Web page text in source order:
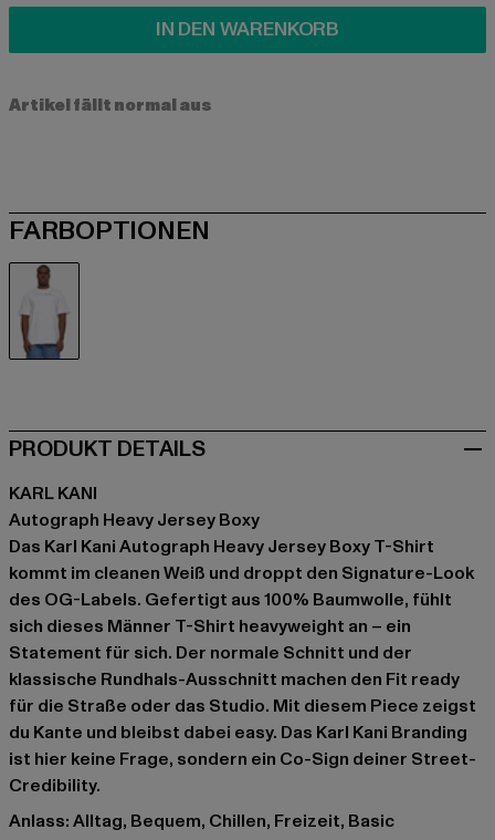
IN DEN WARENKORB
Artikel fällt normal aus
FARBOPTIONEN
PRODUKT DETAILS
KARL KANI
Autograph Heavy Jersey Boxy
Das Karl Kani Autograph Heavy Jersey Boxy T-Shirt
kommt im cleanen Weiß und droppt den Signature-Look
des OG-Labels. Gefertigt aus 100% Baumwolle, fühlt
sich dieses Männer T-Shirt heavyweight an – ein
Statement für sich. Der normale Schnitt und der
klassische Rundhals-Ausschnitt machen den Fit ready
für die Straße oder das Studio. Mit diesem Piece zeigst
du Kante und bleibst dabei easy. Das Karl Kani Branding
ist hier keine Frage, sondern ein Co-Sign deiner Street-
Credibility.
Anlass: Alltag, Bequem, Chillen, Freizeit, Basic